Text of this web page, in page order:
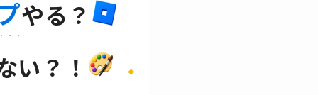
やる？
い？！